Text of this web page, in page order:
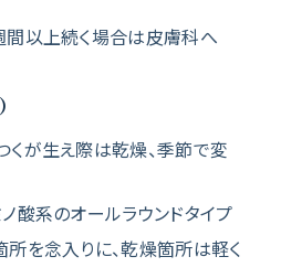
間以上続く場合は皮膚科へ
くが生え際は乾燥、季節で変
ノ酸系のオールラウンドタイプ
所を念入りに、乾燥箇所は軽く